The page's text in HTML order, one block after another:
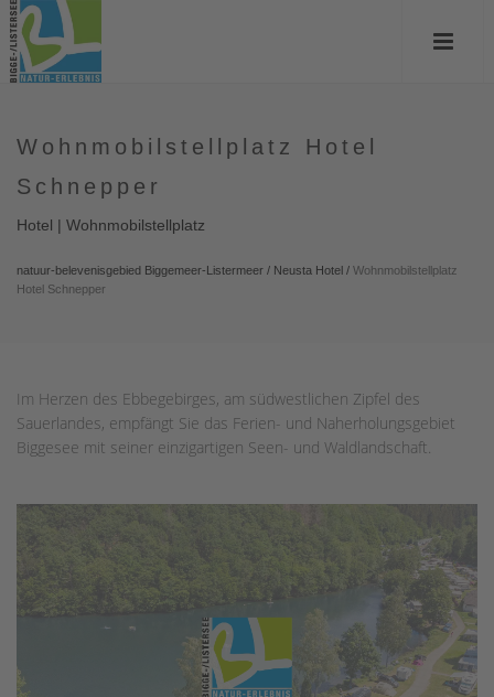
Wohnmobilstellplatz Hotel
Schnepper
Hotel | Wohnmobilstellplatz
natuur-belevenisgebied Biggemeer-Listermeer / Neusta Hotel / Wohnmobilstellplatz
Hotel Schnepper
Im Herzen des Ebbegebirges, am südwestlichen Zipfel des
Sauerlandes, empfängt Sie das Ferien- und Naherholungsgebiet
Biggesee mit seiner einzigartigen Seen- und Waldlandschaft.